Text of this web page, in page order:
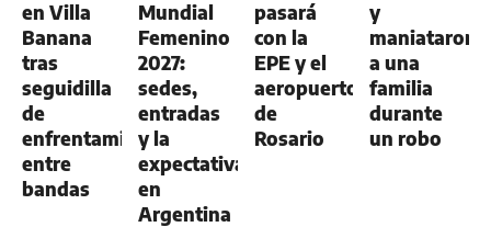
en Villa
Banana
tras
seguidilla
de
enfrentamientos
entre
bandas
Mundial
Femenino
2027:
sedes,
entradas
y la
expectativa
en
Argentina
pasará
con la
EPE y el
aeropuerto
de
Rosario
y
maniataron
a una
familia
durante
un robo